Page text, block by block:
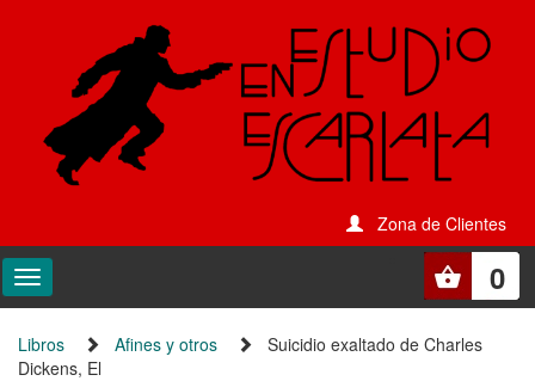
Zona de Clientes
0
Libros Afines y otros
Suicidio exaltado de Charles
Dickens, El